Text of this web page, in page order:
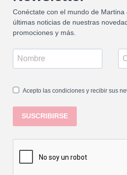
Conéctate con el mundo de Martina
últimas noticias de nuestras
promociones y más.
Acepto las condiciones y recibir sus
SUSCRIBIRSE